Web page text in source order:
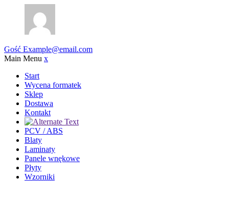
Gość Example@email.com
Main Menu x
Start
Wycena formatek
Sklep
Dostawa
Kontakt
PCV / ABS
Blaty
Laminaty
Panele wnękowe
Płyty
Wzorniki